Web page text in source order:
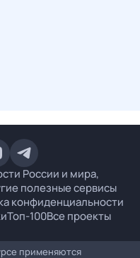
России и мира,
полезные сервисы
конфиденциальности
Топ-100Все проекты
применяются